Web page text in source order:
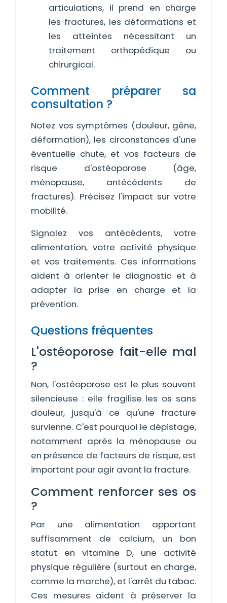
articulations, il prend en charge
les fractures, les déformations et
les atteintes nécessitant un
traitement orthopédique ou
chirurgical.
Comment préparer sa
consultation ?
Notez vos symptômes (douleur, gêne,
déformation), les circonstances d'une
éventuelle chute, et vos facteurs de
risque d'ostéoporose (âge,
ménopause, antécédents de
fractures). Précisez l'impact sur votre
mobilité.
Signalez vos antécédents, votre
alimentation, votre activité physique
et vos traitements. Ces informations
aident à orienter le diagnostic et à
adapter la prise en charge et la
prévention.
Questions fréquentes
L'ostéoporose fait-elle mal
?
Non, l'ostéoporose est le plus souvent
silencieuse : elle fragilise les os sans
douleur, jusqu'à ce qu'une fracture
survienne. C'est pourquoi le dépistage,
notamment après la ménopause ou
en présence de facteurs de risque, est
important pour agir avant la fracture.
Comment renforcer ses os
?
Par une alimentation apportant
suffisamment de calcium, un bon
statut en vitamine D, une activité
physique régulière (surtout en charge,
comme la marche), et l'arrêt du tabac.
Ces mesures aident à préserver la